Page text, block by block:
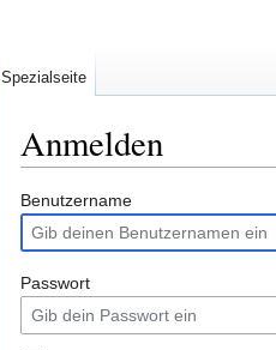
Anmelden
Zur
Navigation
springen
Zur
Suche
springen
Benutzername
Passwort
Spezialseite